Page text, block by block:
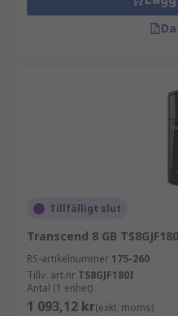
Tillfälligt slut
Transcend 8 GB
RS-artikelnummer 175-260
Tillv. art.nr TS8GJF180I
Antal (1 enhet)
1 093,12 kr(exkl. moms)